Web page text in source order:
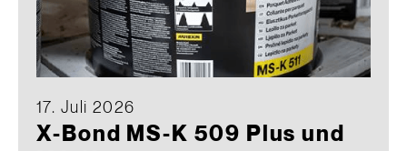
17. Juli 2026
X-Bond MS-K 509 Plus und